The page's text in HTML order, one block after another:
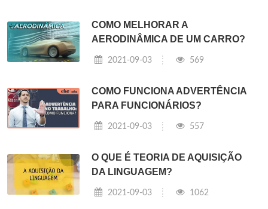
COMO MELHORAR A
AERODINÂMICA DE UM CARRO?
2021-09-03 569
COMO FUNCIONA ADVERTÊNCIA
PARA FUNCIONÁRIOS?
2021-09-03 557
O QUE É TEORIA DE AQUISIÇÃO
DA LINGUAGEM?
2021-09-03 1062